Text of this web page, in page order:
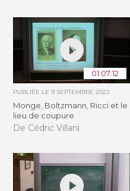
01:07:12
PUBLIÉE LE9 SEPTEMBRE 2022
Monge, Boltzmann, Ricci et le
lieu de coupure
De Cédric Villani